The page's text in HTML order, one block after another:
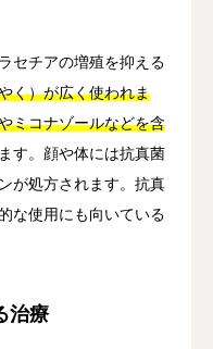
セチアの増殖を抑える
く）が広く使われま
ミコナゾールなどを含
す。顔や体には抗真菌
が処方されます。抗真
な使用にも向いている
治療